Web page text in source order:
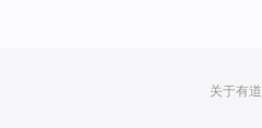
关于有道